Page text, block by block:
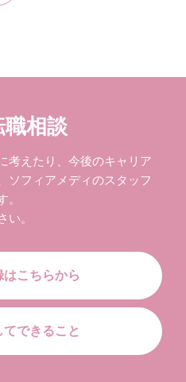
相談
考えたり、今後のキャリア
ソフィアメディのスタッフ
。
い。
はこちらから
てできること